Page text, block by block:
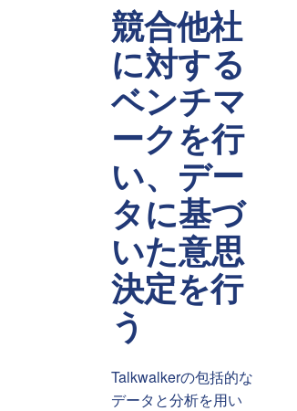
競合他社
に対する
ベンチマ
ークを行
い、デー
タに基づ
いた意思
決定を行
う
Talkwalkerの包括的な
データと分析を用い